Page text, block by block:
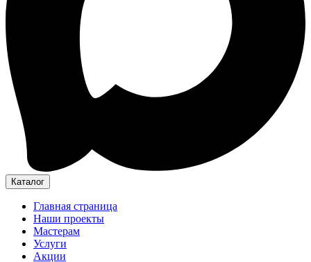
Каталог
Главная страница
Наши проекты
Мастерам
Услуги
Акции